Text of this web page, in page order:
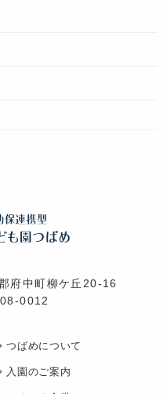
府中町柳ケ丘20-16
0012
つばめについて
入園のご案内